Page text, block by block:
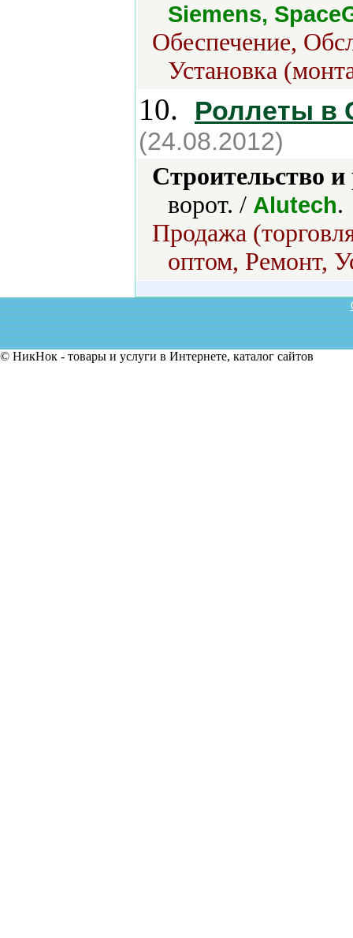
Siemens,
Обеспечение,
Установка
10. Роллеты в
(24.08.2012)
Строительство
ворот. / Alutech.
Продажа
оптом, Ремонт,
© НикНок - товары и услуги в Интернете, каталог сайтов